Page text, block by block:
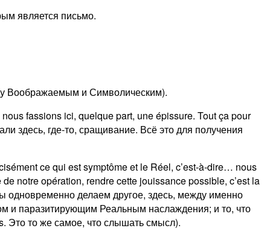
является письмо.
Воображаемым и Символическим).
fassions ici, quelque part, une épissure. Tout ça pour
здесь, где-то, сращивание. Всё это для получения
ce qui est symptôme et le Réel, c’est-à-dire… nous
notre opération, rendre cette jouissance possible, c’est la
одновременно делаем другое, здесь, между именно
и паразитирующим Реальным наслаждения; и то, что
Это то же самое, что слышать смысл).